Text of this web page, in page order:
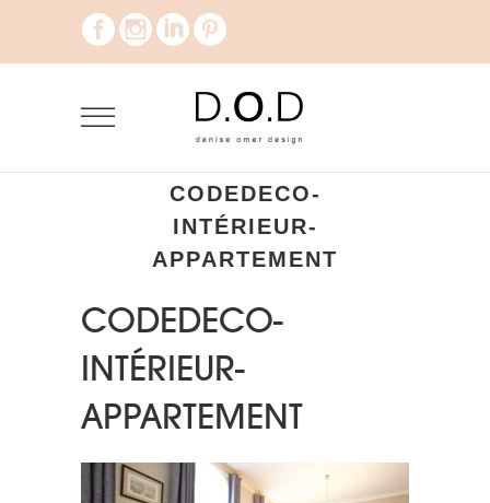
CODEDECO-
INTÉRIEUR-
APPARTEMENT
CODEDECO-
INTÉRIEUR-
APPARTEMENT